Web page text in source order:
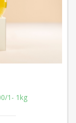
1- 1kg